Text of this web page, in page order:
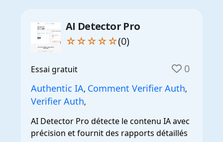
AI Detector Pro
☆☆☆☆☆(0)
Essai gratuit 0
Authentic IA, Comment Verifier Auth,
Verifier Auth,
AI Detector Pro détecte le contenu IA avec
précision et fournit des rapports détaillés